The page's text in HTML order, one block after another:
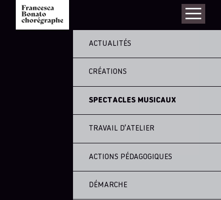
ACTUALITÉS
CRÉATIONS
SPECTACLES MUSICAUX
TRAVAIL D’ATELIER
ACTIONS PÉDAGOGIQUES
DÉMARCHE